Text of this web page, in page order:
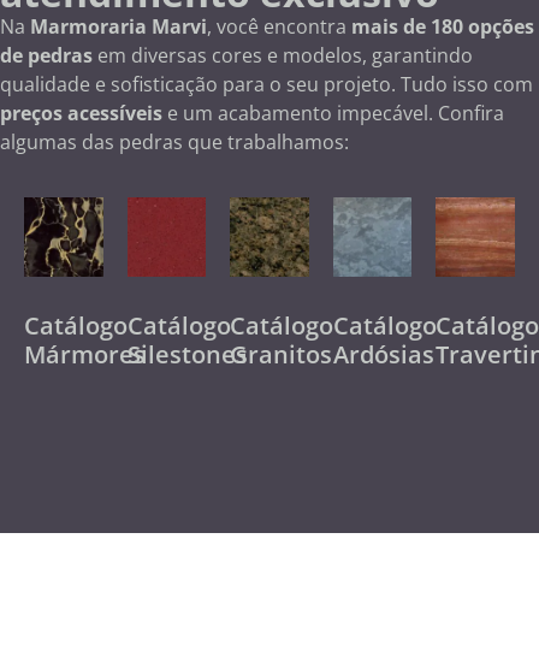
Na Marmoraria Marvi, você encontra mais de 180 opções
de pedras em diversas cores e modelos, garantindo
qualidade e sofisticação para o seu projeto. Tudo isso com
preços acessíveis e um acabamento impecável. Confira
algumas das pedras que trabalhamos:
Catálogo
Mármores
Catálogo
Silestones
Catálogo
Granitos
Catálogo
Ardósias
Catálogo